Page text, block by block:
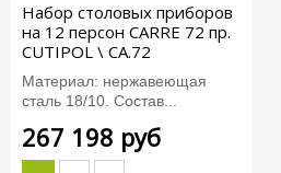
Набор столовых приборов
на 12 персон CARRE 72 пр.
CUTIPOL \ CA.72
Материал: нержавеющая
сталь 18/10. Состав...
267 198 руб